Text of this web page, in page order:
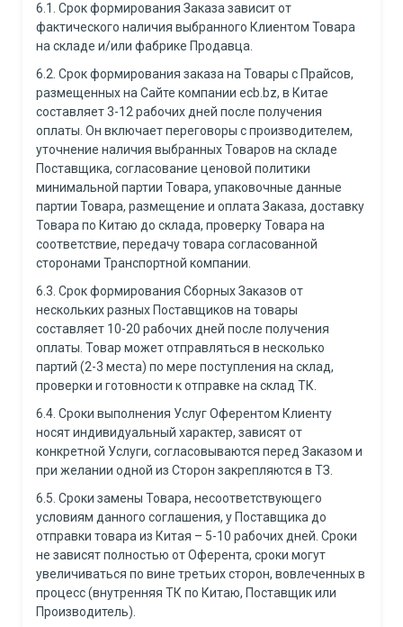
6.1. Срок формирования Заказа зависит от
фактического наличия выбранного Клиентом Товара
на складе и/или фабрике Продавца.
6.2. Срок формирования заказа на Товары с Прайсов,
размещенных на Сайте компании ecb.bz, в Китае
составляет 3-12 рабочих дней после получения
оплаты. Он включает переговоры с производителем,
уточнение наличия выбранных Товаров на складе
Поставщика, согласование ценовой политики
минимальной партии Товара, упаковочные данные
партии Товара, размещение и оплата Заказа, доставку
Товара по Китаю до склада, проверку Товара на
соответствие, передачу товара согласованной
сторонами Транспортной компании.
6.3. Срок формирования Сборных Заказов от
нескольких разных Поставщиков на товары
составляет 10-20 рабочих дней после получения
оплаты. Товар может отправляться в несколько
партий (2-3 места) по мере поступления на склад,
проверки и готовности к отправке на склад ТК.
6.4. Сроки выполнения Услуг Оферентом Клиенту
носят индивидуальный характер, зависят от
конкретной Услуги, согласовываются перед Заказом и
при желании одной из Сторон закрепляются в ТЗ.
6.5. Сроки замены Товара, несоответствующего
условиям данного соглашения, у Поставщика до
отправки товара из Китая – 5-10 рабочих дней. Сроки
не зависят полностью от Оферента, сроки могут
увеличиваться по вине третьих сторон, вовлеченных в
процесс (внутренняя ТК по Китаю, Поставщик или
Производитель).